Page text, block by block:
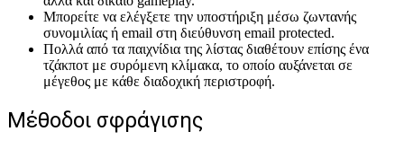
Μπορείτε να ελέγξετε την υποστήριξη μέσω ζωντανής
συνομιλίας ή email στη διεύθυνση email protected.
Πολλά από τα παιχνίδια της λίστας διαθέτουν επίσης ένα
τζάκποτ με συρόμενη κλίμακα, το οποίο αυξάνεται σε
μέγεθος με κάθε διαδοχική περιστροφή.
Μέθοδοι σφράγισης